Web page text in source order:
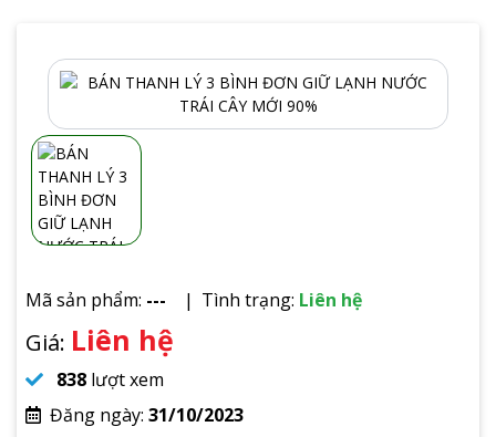
Mã sản phẩm: --- Tình trạng: Liên hệ
Giá: Liên hệ
838 lượt xem
Đăng ngày: 31/10/2023